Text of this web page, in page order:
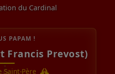
du Cardinal
PAPAM !
Francis Prevost)
Saint-Père